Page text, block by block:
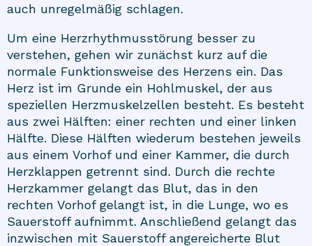
auch unregelmäßig schlagen.
Um eine Herzrhythmusstörung besser zu
verstehen, gehen wir zunächst kurz auf die
normale Funktionsweise des Herzens ein. Das
Herz ist im Grunde ein Hohlmuskel, der aus
speziellen Herzmuskelzellen besteht. Es besteht
aus zwei Hälften: einer rechten und einer linken
Hälfte. Diese Hälften wiederum bestehen jeweils
aus einem Vorhof und einer Kammer, die durch
Herzklappen getrennt sind. Durch die rechte
Herzkammer gelangt das Blut, das in den
rechten Vorhof gelangt ist, in die Lunge, wo es
Sauerstoff aufnimmt. Anschließend gelangt das
inzwischen mit Sauerstoff angereicherte Blut